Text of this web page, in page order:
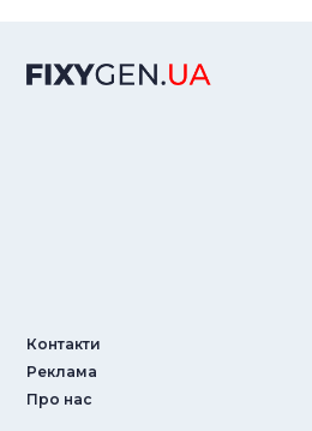
Контакти
Реклама
Про нас